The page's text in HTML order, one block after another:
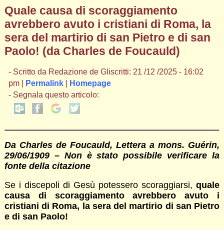
Quale causa di scoraggiamento
avrebbero avuto i cristiani di Roma, la
sera del martirio di san Pietro e di san
Paolo! (da Charles de Foucauld)
- Scritto da Redazione de Gliscritti: 21 /12 /2025 - 16:02
pm |
Permalink|
Homepage
- Segnala questo articolo:
Da Charles de Foucauld, Lettera a mons. Guérin,
29/06/1909 – Non è stato possibile verificare la
fonte della citazione
Se i discepoli di Gesù potessero scoraggiarsi,quale
causa di scoraggiamento avrebbero avuto i
cristiani di Roma, la sera del martirio di san Pietro
e di san Paolo!